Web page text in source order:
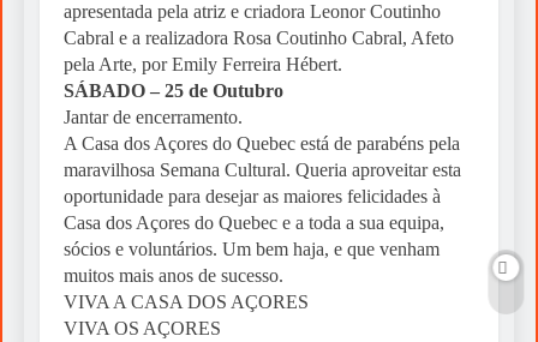
apresentada pela atriz e criadora Leonor Coutinho
Cabral e a realizadora Rosa Coutinho Cabral, Afeto
pela Arte, por Emily Ferreira Hébert.
SÁBADO – 25 de Outubro
Jantar de encerramento.
A Casa dos Açores do Quebec está de parabéns pela
maravilhosa Semana Cultural. Queria aproveitar esta
oportunidade para desejar as maiores felicidades à
Casa dos Açores do Quebec e a toda a sua equipa,
sócios e voluntários. Um bem haja, e que venham
muitos mais anos de sucesso.
VIVA A CASA DOS AÇORES
VIVA OS AÇORES